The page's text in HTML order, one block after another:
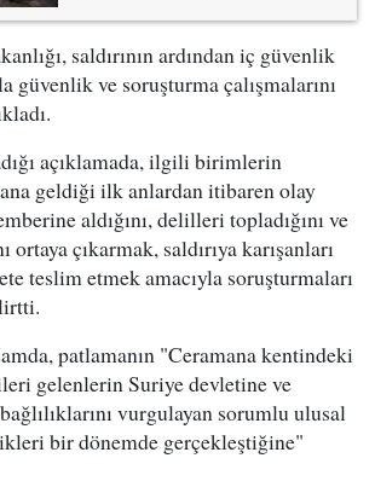
saldırının ardından iç güvenlik
güvenlik ve soruşturma çalışmalarını
açıklamada, ilgili birimlerin
geldiği ilk anlardan itibaren olay
aldığını, delilleri topladığını ve
ortaya çıkarmak, saldırıya karışanları
teslim etmek amacıyla soruşturmaları
patlamanın "Ceramana kentindeki
gelenlerin Suriye devletine ve
vurgulayan sorumlu ulusal
bir dönemde gerçekleştiğine"